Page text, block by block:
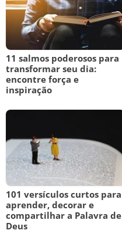
11 salmos poderosos para
transformar seu dia:
encontre força e
inspiração
101 versículos curtos para
aprender, decorar e
compartilhar a Palavra de
Deus